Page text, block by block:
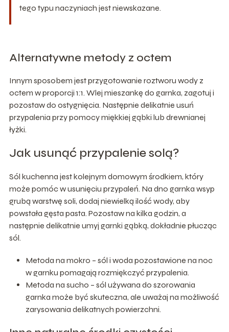
tego typu naczyniach jest niewskazane.
Alternatywne metody z octem
Innym sposobem jest przygotowanie roztworu wody z
octem w proporcji 1:1. Wlej mieszankę do garnka, zagotuj i
pozostaw do ostygnięcia. Następnie delikatnie usuń
przypalenia przy pomocy miękkiej gąbki lub drewnianej
łyżki.
Jak usunąć przypalenie solą?
Sól kuchenna jest kolejnym domowym środkiem, który
może pomóc w usunięciu przypaleń. Na dno garnka wsyp
grubą warstwę soli, dodaj niewielką ilość wody, aby
powstała gęsta pasta. Pozostaw na kilka godzin, a
następnie delikatnie umyj garnki gąbką, dokładnie płucząc
sól.
Metoda na mokro – sól i woda pozostawione na noc
w garnku pomagają rozmiękczyć przypalenia.
Metoda na sucho – sól używana do szorowania
garnka może być skuteczna, ale uważaj na możliwość
zarysowania delikatnych powierzchni.